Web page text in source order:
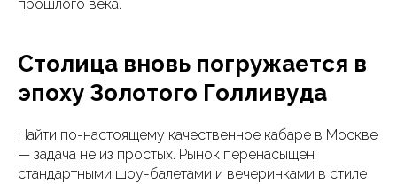
прошлого века.
Столица вновь погружается в
эпоху Золотого Голливуда
Найти по-настоящему качественное кабаре в Москве
— задача не из простых. Рынок перенасыщен
стандартными шоу-балетами и вечеринками в стиле